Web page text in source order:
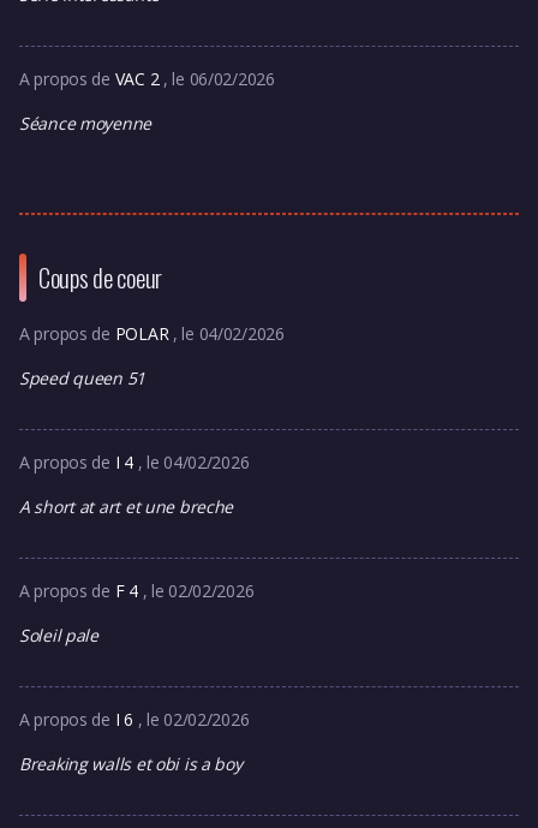
A propos de VAC 2 , le 06/02/2026
Séance moyenne
Coups de coeur
A propos de POLAR , le 04/02/2026
Speed queen 51
A propos de I 4 , le 04/02/2026
A short at art et une breche
A propos de F 4 , le 02/02/2026
Soleil pale
A propos de I 6 , le 02/02/2026
Breaking walls et obi is a boy